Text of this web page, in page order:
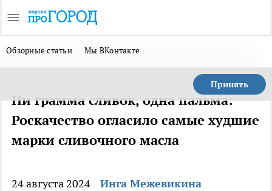
Обзорные статьи Мы ВКонтакте
Принять
Ни грамма сливок, одна пальма:
Роскачество огласило самые худшие
марки сливочного масла
24 августа 2024 Инга Межевикина